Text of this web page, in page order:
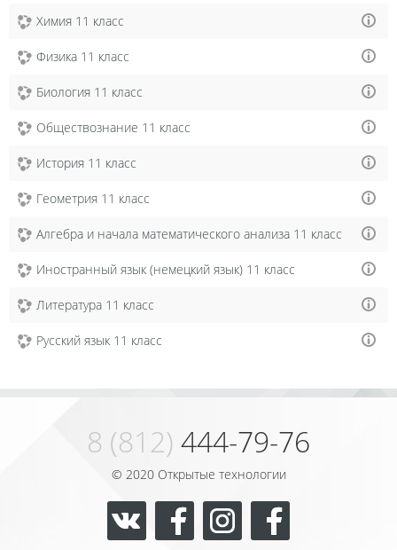
Химия 11 класс
Физика 11 класс
Биология 11 класс
Обществознание 11 класс
История 11 класс
Геометрия 11 класс
Алгебра и начала математического анализа 11 класс
Иностранный язык (немецкий язык) 11 класс
Литература 11 класс
Русский язык 11 класс
8 (812) 444-79-76
© 2020 Открытые технологии